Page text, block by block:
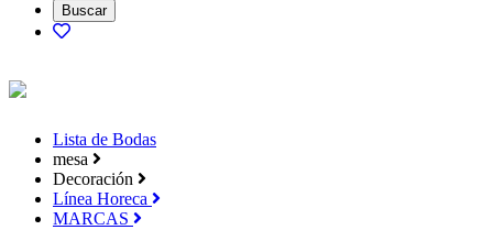
Lista de Bodas
mesa
Decoración
Línea Horeca
MARCAS